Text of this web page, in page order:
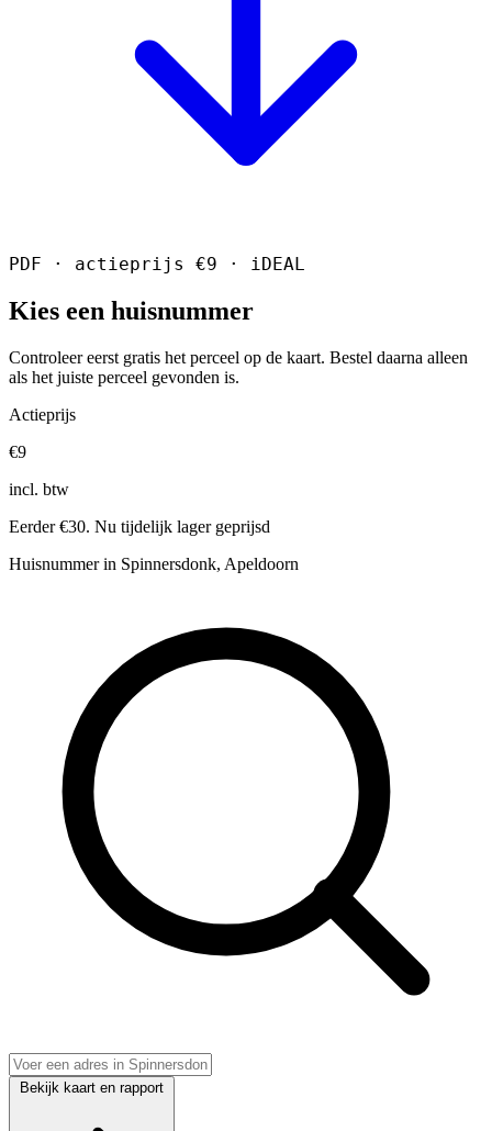
PDF · actieprijs €9 · iDEAL
Kies een huisnummer
Controleer eerst gratis het perceel op de kaart. Bestel daarna alleen
als het juiste perceel gevonden is.
Actieprijs
€9
incl. btw
Eerder €30. Nu tijdelijk lager geprijsd
Huisnummer in Spinnersdonk, Apeldoorn
Bekijk kaart en rapport